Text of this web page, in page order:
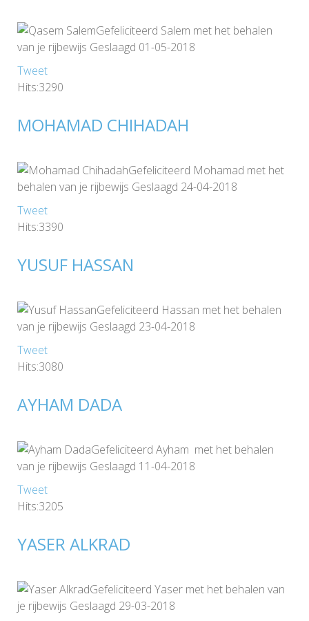
Gefeliciteerd Salem met het behalen
van je rijbewijs Geslaagd 01-05-2018
Tweet
Hits:3290
MOHAMAD CHIHADAH
Gefeliciteerd Mohamad met het
behalen van je rijbewijs Geslaagd 24-04-2018
Tweet
Hits:3390
YUSUF HASSAN
Gefeliciteerd Hassan met het behalen
van je rijbewijs Geslaagd 23-04-2018
Tweet
Hits:3080
AYHAM DADA
Gefeliciteerd Ayham met het behalen
van je rijbewijs Geslaagd 11-04-2018
Tweet
Hits:3205
YASER ALKRAD
Gefeliciteerd Yaser met het behalen van
je rijbewijs Geslaagd 29-03-2018